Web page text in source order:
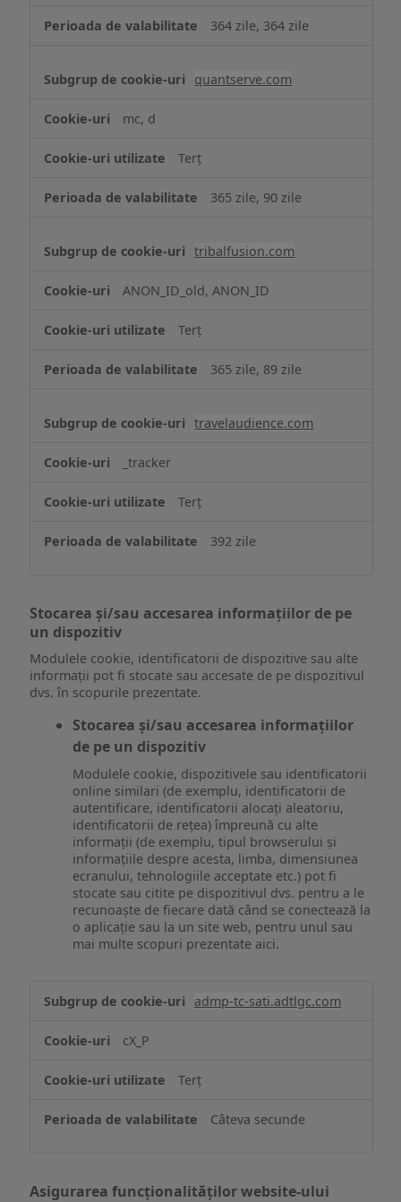
364 zile, 364 zile
quantserve.com
mc, d
Terț
365 zile, 90 zile
tribalfusion.com
ANON_ID_old, ANON_ID
Terț
365 zile, 89 zile
travelaudience.com
_tracker
Terț
392 zile
Stocarea și/sau accesarea informațiilor de pe
un dispozitiv
Modulele cookie, identificatorii de dispozitive sau alte
informații pot fi stocate sau accesate de pe dispozitivul
dvs. în scopurile prezentate.
Stocarea și/sau accesarea informațiilor
de pe un dispozitiv
Modulele cookie, dispozitivele sau identificatorii
online similari (de exemplu, identificatorii de
autentificare, identificatorii alocați aleatoriu,
identificatorii de rețea) împreună cu alte
informații (de exemplu, tipul browserului și
informațiile despre acesta, limba, dimensiunea
ecranului, tehnologiile acceptate etc.) pot fi
stocate sau citite pe dispozitivul dvs. pentru a le
recunoaște de fiecare dată când se conectează la
o aplicație sau la un site web, pentru unul sau
mai multe scopuri prezentate aici.
și/sau
informațiilor
pe
dispozitiv
admp-tc-sati.adtlgc.com
cX_P
Terț
Câteva secunde
Asigurarea funcționalităților website-ului